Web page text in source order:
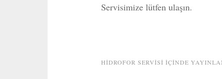
Servisimize lütfen ulaşın.
HIDROFOR SERVISI IÇINDE